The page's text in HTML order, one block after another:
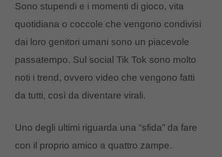
Sono stupendi e i momenti di gioco, vita
quotidiana o coccole che vengono condivisi
dai loro genitori umani sono un piacevole
passatempo. Sul social Tik Tok sono molto
noti i trend, ovvero video che vengono fatti
da tutti, così da diventare virali.
Uno degli ultimi riguarda una “sfida” da fare
con il proprio amico a quattro zampe.